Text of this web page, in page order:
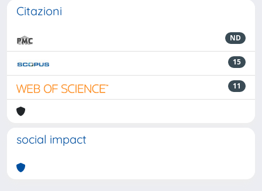
Citazioni
ND
15
11
social impact